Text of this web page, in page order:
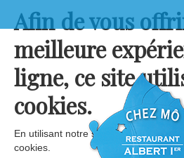
Afin de vous
meilleure
ligne, ce site
cookies.
En utilisant notre site Web, vous
cookies.